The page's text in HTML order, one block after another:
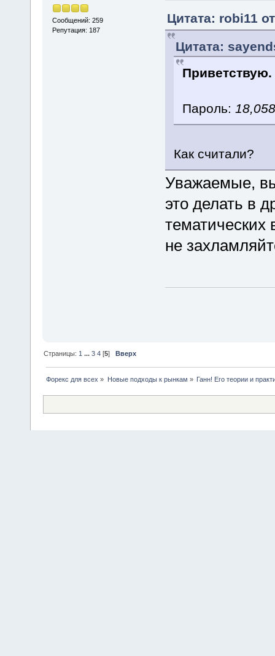
Сообщений: 259
Репутация: 187
Цитата: robi11
Цитата:
Приветствую.
Пароль:
Как считали?
Уважаемые,
это делать в
тематических
не
Страницы: 1 ...3 4 [5]Вверх
Форекс для всех » Новые подходы к рынкам » Ганн! Его теории и